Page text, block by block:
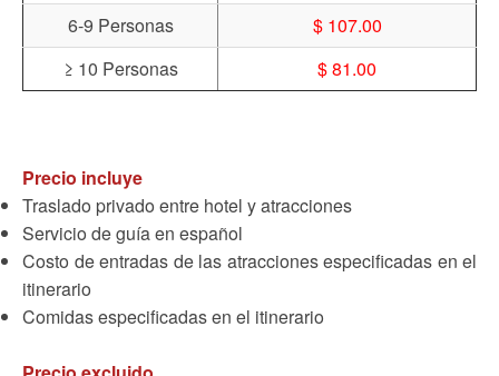
6-9 Personas
$ 107.00
≥ 10 Personas
$ 81.00
Precio incluye
Traslado privado entre hotel y atracciones
Servicio de guía en español
Costo de entradas de las atracciones especificadas en el
itinerario
Comidas especificadas en el itinerario